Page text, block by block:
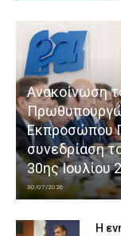
Ανακοίνωση
Πρωθυπουργώ
Εκπροσώπου
συνεδρίαση
30ης Ιουλίου
30/07/2026
Η